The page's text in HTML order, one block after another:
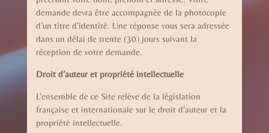
demande devra être accompagnée de la photocopie
d’un titre d’identité. Une réponse vous sera adressée
dans un délai de trente (30) jours suivant la
réception de votre demande.
Droit d’auteur et propriété intellectuelle
L’ensemble de ce Site relève de la législation
française et internationale sur le droit d’auteur et la
propriété intellectuelle.